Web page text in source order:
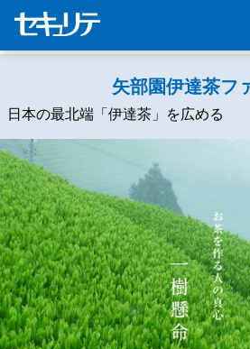
矢部園伊達茶フ
日本の最北端「伊達茶」を広める